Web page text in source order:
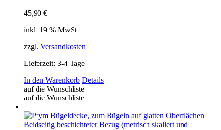
45,90 €
inkl. 19 % MwSt.
zzgl. Versandkosten
Lieferzeit: 3-4 Tage
In den Warenkorb Details
auf die Wunschliste
auf die Wunschliste